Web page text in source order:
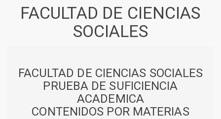
FACULTAD DE CIENCIAS
SOCIALES
FACULTAD DE CIENCIAS SOCIALES
PRUEBA DE SUFICIENCIA
ACADEMICA
CONTENIDOS POR MATERIAS